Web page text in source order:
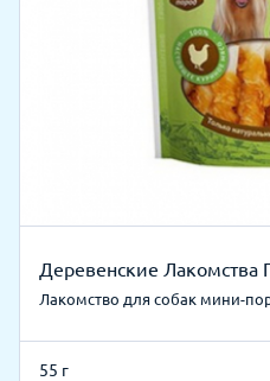
Деревенские Лакомства
Лакомство для собак мини-
55 г